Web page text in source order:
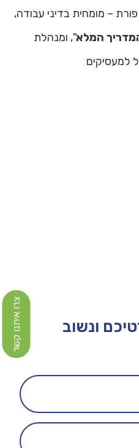
– מומחית בדיני עבודה,
המלא", ומנהלת
למעסיקים
ונשוב
צרו איתנו קשר